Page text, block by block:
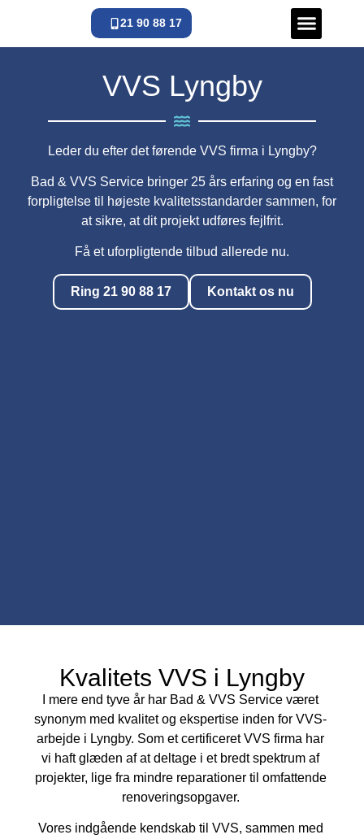
21 90 88 17
VVS Lyngby
Leder du efter det førende VVS firma i Lyngby?
Bad & VVS Service bringer 25 års erfaring og en fast
forpligtelse til højeste kvalitetsstandarder sammen, for
at sikre, at dit projekt udføres fejlfrit.
Få et uforpligtende tilbud allerede nu.
Ring 21 90 88 17 Kontakt os nu
Kvalitets VVS i Lyngby
I mere end tyve år har Bad & VVS Service været
synonym med kvalitet og ekspertise inden for VVS-
arbejde i Lyngby. Som et certificeret VVS firma har
vi haft glæden af at deltage i et bredt spektrum af
projekter, lige fra mindre reparationer til omfattende
renoveringsopgaver.
Vores indgående kendskab til VVS, sammen med